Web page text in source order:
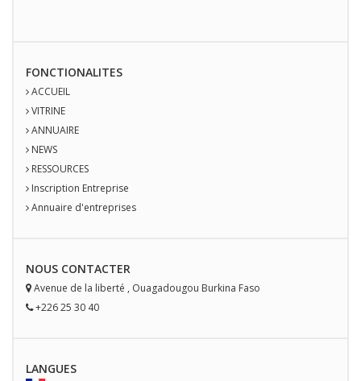
FONCTIONALITES
ACCUEIL
VITRINE
ANNUAIRE
NEWS
RESSOURCES
Inscription Entreprise
Annuaire d'entreprises
NOUS CONTACTER
Avenue de la liberté , Ouagadougou Burkina Faso
+226 25 30 40
LANGUES